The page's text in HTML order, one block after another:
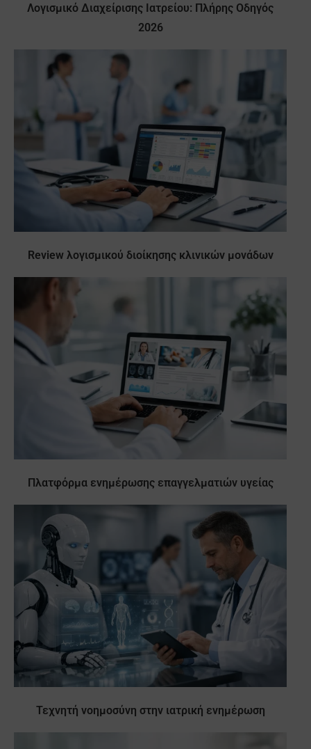
Λογισμικό Διαχείρισης Ιατρείου: Πλήρης Οδηγός
2026
Review λογισμικού διοίκησης κλινικών μονάδων
Πλατφόρμα ενημέρωσης επαγγελματιών υγείας
Τεχνητή νοημοσύνη στην ιατρική ενημέρωση